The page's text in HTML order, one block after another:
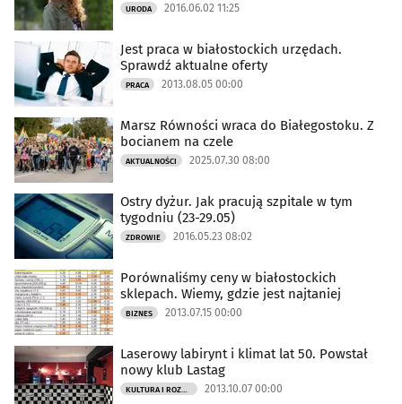
URODA 2016.06.02 11:25
Jest praca w białostockich urzędach.
Sprawdź aktualne oferty
PRACA 2013.08.05 00:00
Marsz Równości wraca do Białegostoku. Z
bocianem na czele
AKTUALNOŚCI 2025.07.30 08:00
Ostry dyżur. Jak pracują szpitale w tym
tygodniu (23-29.05)
ZDROWIE 2016.05.23 08:02
Porównaliśmy ceny w białostockich
sklepach. Wiemy, gdzie jest najtaniej
BIZNES 2013.07.15 00:00
Laserowy labirynt i klimat lat 50. Powstał
nowy klub Lastag
KULTURA I ROZRYWKA 2013.10.07 00:00